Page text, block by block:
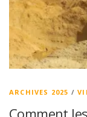
ARCHIVES 2025 /